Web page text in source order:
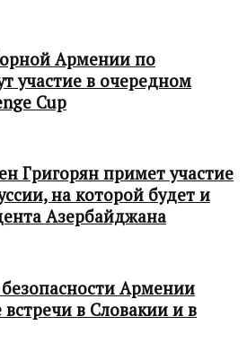
Армении по
участие в очередном
Cup
Григорян примет участие
на которой будет и
Азербайджана
Армении
в Словакии и в